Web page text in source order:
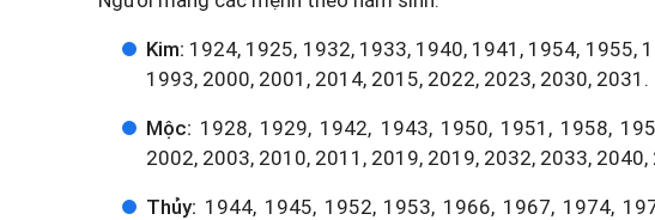
Kim: 1924, 1925, 1932, 1933, 1940, 1941, 1954, 1955,
1993, 2000, 2001, 2014, 2015, 2022, 2023, 2030, 2031.
Mộc: 1928, 1929, 1942, 1943, 1950, 1951, 1958,
2002, 2003, 2010, 2011, 2019, 2019, 2032, 2033, 2040,
Thủy: 1944, 1945, 1952, 1953, 1966, 1967, 1974,